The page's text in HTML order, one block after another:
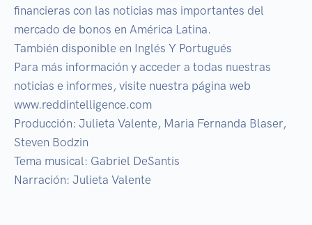
financieras con las noticias mas importantes del
mercado de bonos en América Latina.
También disponible en Inglés Y Portugués
Para más información y acceder a todas nuestras
noticias e informes, visite nuestra página web
www.reddintelligence.com
Producción: Julieta Valente, Maria Fernanda Blaser,
Steven Bodzin
Tema musical: Gabriel DeSantis